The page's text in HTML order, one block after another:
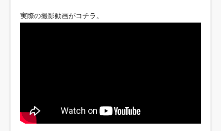
実際の撮影動画がコチラ。